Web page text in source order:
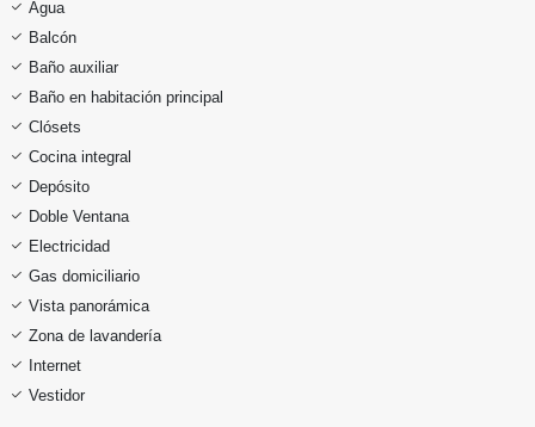
Agua
Balcón
Baño auxiliar
Baño en habitación principal
Clósets
Cocina integral
Depósito
Doble Ventana
Electricidad
Gas domiciliario
Vista panorámica
Zona de lavandería
Internet
Vestidor